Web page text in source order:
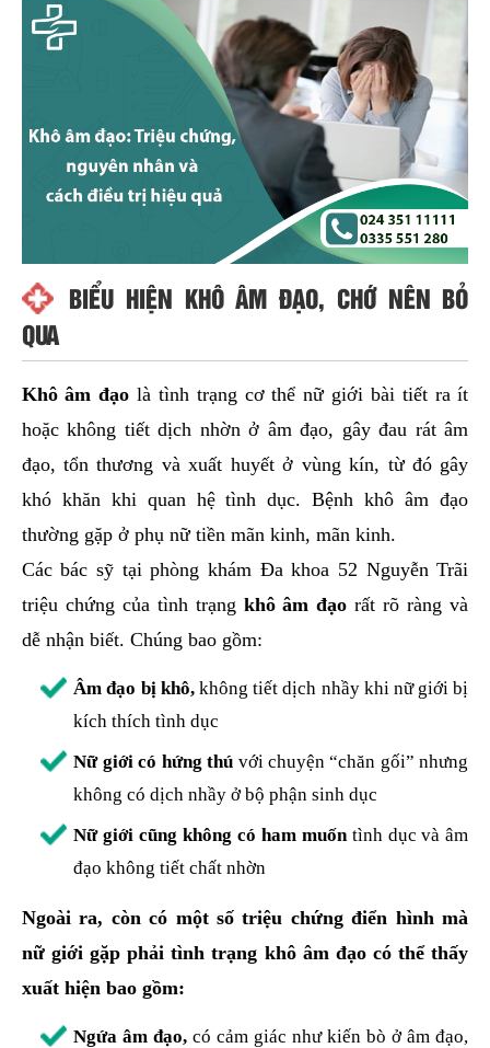
BIỂU HIỆN KHÔ ÂM ĐẠO, CHỚ NÊN BỎ
QUA
Khô âm đạo là tình trạng cơ thể nữ giới bài tiết ra ít
hoặc không tiết dịch nhờn ở âm đạo, gây đau rát âm
đạo, tổn thương và xuất huyết ở vùng kín, từ đó gây
khó khăn khi quan hệ tình dục. Bệnh khô âm đạo
thường gặp ở phụ nữ tiền mãn kinh, mãn kinh.
Các bác sỹ tại phòng khám Đa khoa 52 Nguyễn Trãi
triệu chứng của tình trạng khô âm đạo rất rõ ràng và
dễ nhận biết. Chúng bao gồm:
Âm đạo bị khô,không tiết dịch nhầy khi nữ giới bị
kích thích tình dục
Nữ giới có hứng thú với chuyện “chăn gối” nhưng
không có dịch nhầy ở bộ phận sinh dục
Nữ giới cũng không có ham muốn tình dục và âm
đạo không tiết chất nhờn
Ngoài ra, còn có một số triệu chứng điển hình mà
nữ giới gặp phải tình trạng khô âm đạo có thể thấy
xuất hiện bao gồm:
Ngứa âm đạo, có cảm giác như kiến bò ở âm đạo,